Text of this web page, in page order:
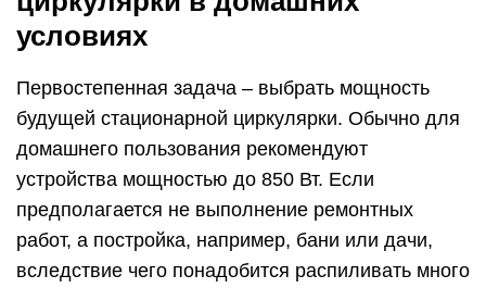
условиях
Первостепенная задача – выбрать мощность
будущей стационарной циркулярки. Обычно для
домашнего пользования рекомендуют
устройства мощностью до 850 Вт. Если
предполагается не выполнение ремонтных
работ, а постройка, например, бани или дачи,
вследствие чего понадобится распиливать много